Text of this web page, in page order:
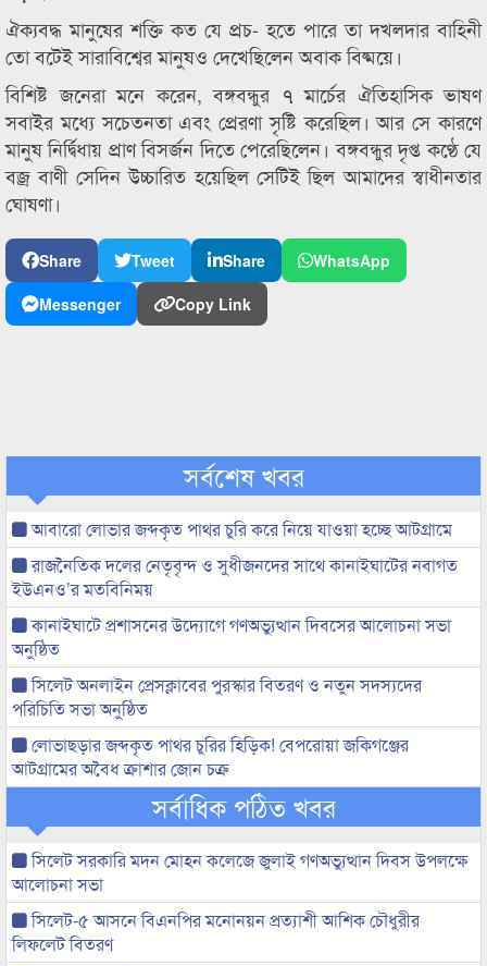
ঐক্যবদ্ধ মানুষের শক্তি কত যে প্রচ- হতে পারে তা দখলদার বাহিনী
তো বটেই সারাবিশ্বের মানুষও দেখেছিলেন অবাক বিষ্ময়ে।
বিশিষ্ট জনেরা মনে করেন, বঙ্গবন্ধুর ৭ মার্চের ঐতিহাসিক ভাষণ
সবাইর মধ্যে সচেতনতা এবং প্রেরণা সৃষ্টি করেছিল। আর সে কারণে
মানুষ নির্দ্বিধায় প্রাণ বিসর্জন দিতে পেরেছিলেন। বঙ্গবন্ধুর দৃপ্ত কণ্ঠে যে
বজ্র বাণী সেদিন উচ্চারিত হয়েছিল সেটিই ছিল আমাদের স্বাধীনতার
ঘোষণা।
Share Tweet Share
WhatsApp
Messenger
Copy Link
সর্বশেষ খবর
আবারো লোভার জব্দকৃত পাথর চুরি করে নিয়ে যাওয়া হচ্ছে আটগ্রামে
রাজনৈতিক দলের নেতৃবৃন্দ ও সুধীজনদের সাথে কানাইঘাটের নবাগত
ইউএনও’র মতবিনিময়
কানাইঘাটে প্রশাসনের উদ্যোগে গণঅভ্যুত্থান দিবসের আলোচনা সভা
অনুষ্ঠিত
সিলেট অনলাইন প্রেসক্লাবের পুরস্কার বিতরণ ও নতুন সদস্যদের
পরিচিতি সভা অনুষ্ঠিত
লোভাছড়ার জব্দকৃত পাথর চুরির হিড়িক! বেপরোয়া জকিগঞ্জের
আটগ্রামের অবৈধ ক্রাশার জোন চক্র
সর্বাধিক পঠিত খবর
সিলেট সরকারি মদন মোহন কলেজে জুলাই গণঅভ্যুত্থান দিবস উপলক্ষে
আলোচনা সভা
সিলেট-৫ আসনে বিএনপির মনোনয়ন প্রত্যাশী আশিক চৌধুরীর
লিফলেট বিতরণ